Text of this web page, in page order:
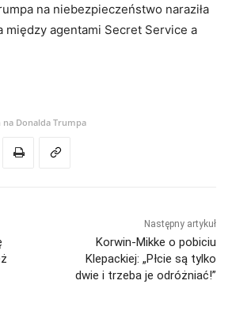
na niebezpieczeństwo naraziła
między agentami Secret Service a
na Donalda Trumpa
Następny artykuł
Korwin-Mikke o pobiciu
Klepackiej: „Płcie są tylko
dwie i trzeba je odróżniać!”